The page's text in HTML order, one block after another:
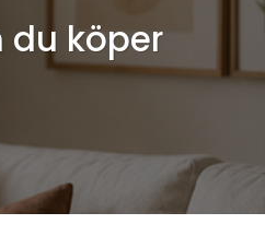
du köper